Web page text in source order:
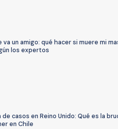
va un amigo: qué hacer si muere mi
los expertos
de casos en Reino Unido: Qué es la
en Chile